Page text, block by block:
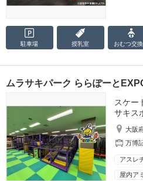
駐車場 授乳室 おむつ交
ムラサキパーク ららぽーと
スケー
サキス
大阪
万博
アスレ
屋内ア